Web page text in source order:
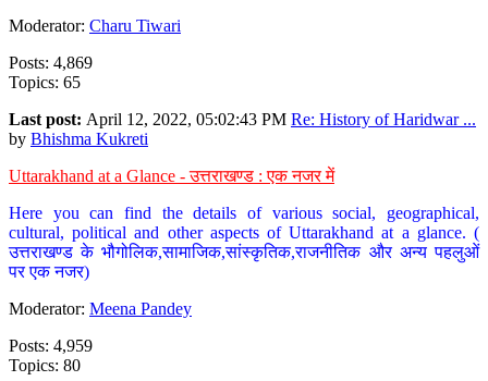
Moderator: Charu Tiwari
Posts: 4,869
Topics: 65
Last post: April 12, 2022, 05:02:43 PM Re: History of Haridwar ...
by Bhishma Kukreti
Uttarakhand at a Glance - उत्तराखण्ड : एक नजर में
Here you can find the details of various social, geographical,
cultural, political and other aspects of Uttarakhand at a glance. (
उत्तराखण्ड के भौगोलिक,सामाजिक,सांस्कृतिक,राजनीतिक और अन्य पहलुओं
पर एक नजर)
Moderator: Meena Pandey
Posts: 4,959
Topics: 80